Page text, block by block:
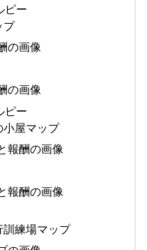
ピー
プ
ピー
屋マップ
訓練場マップ